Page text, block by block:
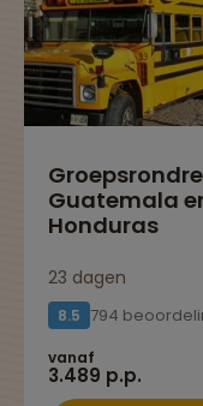
Guatemala
Honduras
23 dagen
8.5 794
vanaf
3.489 p.p.